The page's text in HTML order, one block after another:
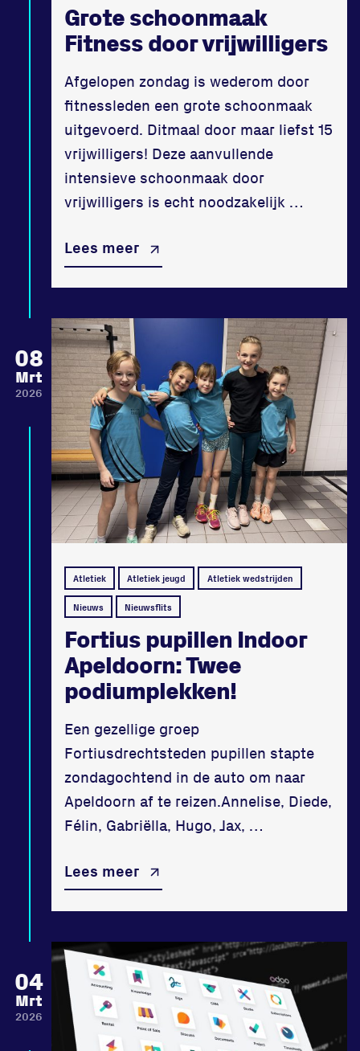
Grote schoonmaak
Fitness door vrijwilligers
Afgelopen zondag is wederom door
fitnessleden een grote schoonmaak
uitgevoerd. Ditmaal door maar liefst 15
vrijwilligers! Deze aanvullende
intensieve schoonmaak door
vrijwilligers is echt noodzakelijk …
Lees meer
08
Mrt
2026
Atletiek Atletiek jeugd Atletiek wedstrijden
Nieuws Nieuwsflits
Fortius pupillen Indoor
Apeldoorn: Twee
podiumplekken!
Een gezellige groep
Fortiusdrechtsteden pupillen stapte
zondagochtend in de auto om naar
Apeldoorn af te reizen.Annelise, Diede,
Félin, Gabriëlla, Hugo, Jax, …
Lees meer
04
Mrt
2026